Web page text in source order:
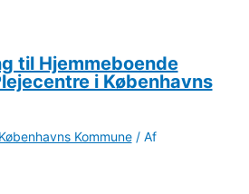
til Hjemmeboende
i Københavns
Københavns Kommune/ Af